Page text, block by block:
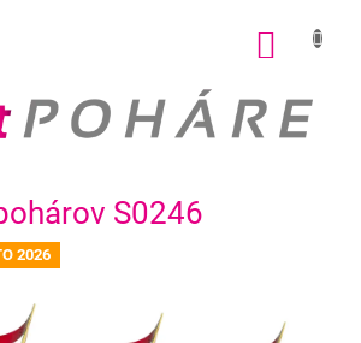
S0246
2026